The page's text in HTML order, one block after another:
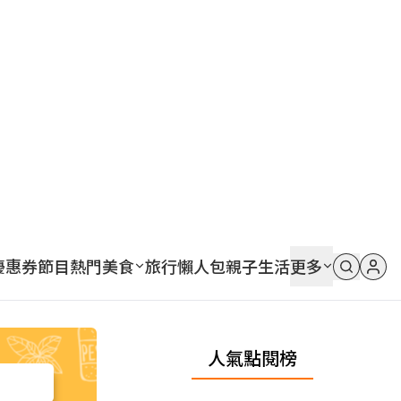
惠券節目熱門美食 旅行懶人包親子生活更多
人氣點閱榜